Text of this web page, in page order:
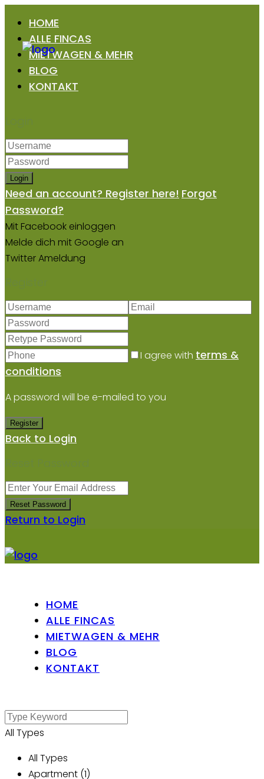
HOME
ALLE FINCAS
MIETWAGEN & MEHR
BLOG
KONTAKT
Login
Login
Need an account? Register here! Forgot
Password?
Mit Facebook einloggen
Melde dich mit Google an
Twitter Ameldung
Register
I agree with terms &
conditions
A password will be e-mailed to you
Register
Back to Login
Reset Password
Reset Password
Return to Login
HOME
ALLE FINCAS
MIETWAGEN & MEHR
BLOG
KONTAKT
All Types
All Types
Apartment (1)